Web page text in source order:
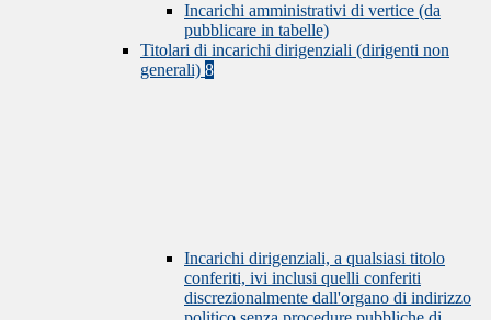
Incarichi amministrativi di vertice (da
pubblicare in tabelle)
Titolari di incarichi dirigenziali (dirigenti non
generali) 8
Incarichi dirigenziali, a qualsiasi titolo
conferiti, ivi inclusi quelli conferiti
discrezionalmente dall'organo di indirizzo